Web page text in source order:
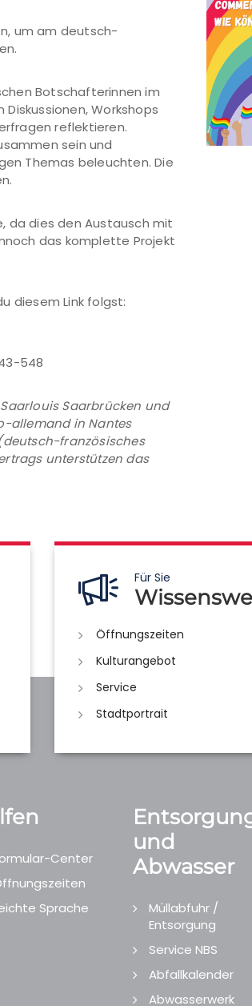
um am deutsch-
Botschafterinnen im
Workshops
reflektieren.
sein und
Themas beleuchten. Die
da dies den Austausch mit
das komplette Projekt
diesem Link folgst:
548
Saarbrücken und
allemand in Nantes
französisches
unterstützen das
Für Sie
Öffnungszeiten
Kulturangebot
Service
Stadtportrait
Center
Sprache
und
Abwasser
Müllabfuhr /
Entsorgung
Service NBS
Abfallkalender
Abwasserwerk